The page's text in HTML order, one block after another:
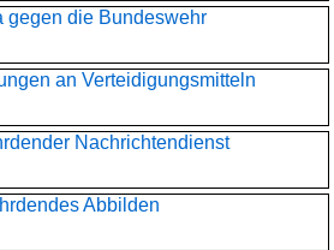
gegen die Bundeswehr
an Verteidigungsmitteln
Nachrichtendienst
Abbilden